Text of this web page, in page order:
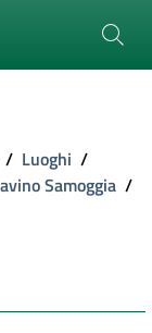
/ Luoghi /
Samoggia /